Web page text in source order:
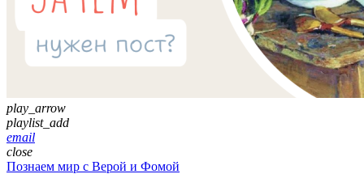
play_arrow
playlist_add
email
close
Познаем мир с Верой и Фомой